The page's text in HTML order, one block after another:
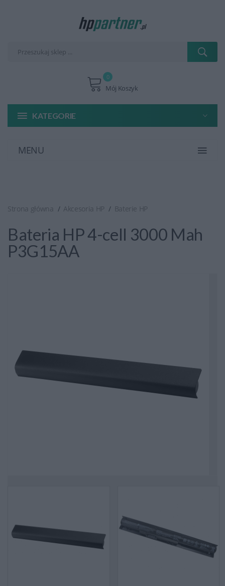
Mój Koszyk
0
KATEGORIE
MENU
Strona główna Akcesoria HP Baterie HP
Bateria HP 4-cell 3000 Mah
P3G15AA